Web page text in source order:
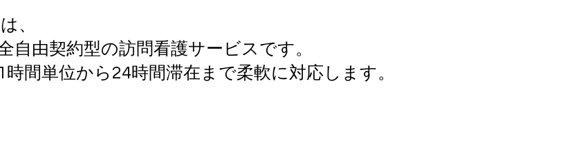
、
自由契約型の訪問看護サービスです。
間単位から24時間滞在まで柔軟に対応します。